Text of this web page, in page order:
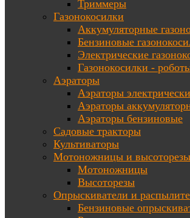
Триммеры
Газонокосилки
Аккумуляторные
Бензиновые
Электрические
Газонокосилки -
Аэраторы
Аэраторы
Аэраторы
Аэраторы бензиновые
Садовые тракторы
Культиваторы
Мотоножницы и высоторезы
Мотоножницы
Высоторезы
Опрыскиватели и
Бензиновые